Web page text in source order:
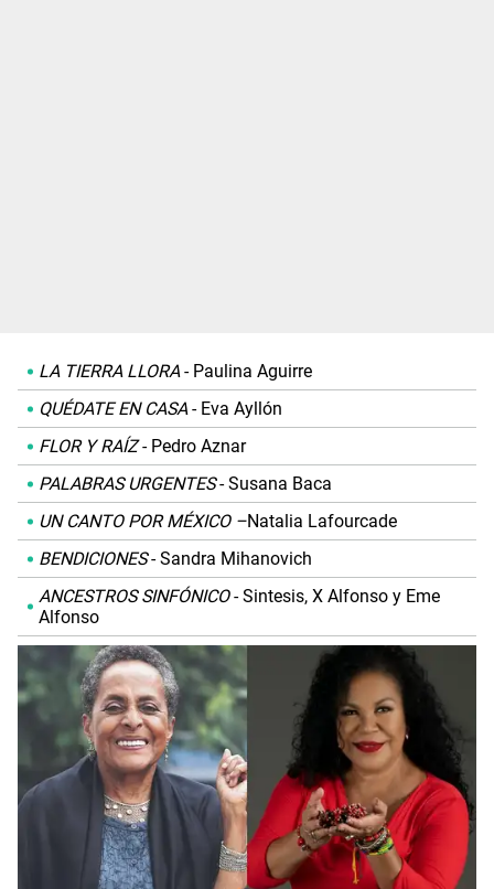
LA TIERRA LLORA- Paulina Aguirre
QUÉDATE EN CASA- Eva Ayllón
FLOR Y RAÍZ- Pedro Aznar
PALABRAS URGENTES- Susana Baca
UN CANTO POR MÉXICO –Natalia Lafourcade
BENDICIONES- Sandra Mihanovich
ANCESTROS SINFÓNICO- Sintesis, X Alfonso y Eme
Alfonso